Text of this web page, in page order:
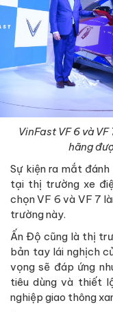
VinFast VF 6 và
hãng
Sự kiện ra mắt
tại thị trường xe
chọn VF 6 và VF 7
trường này.
Ấn Độ cũng là thị
bản tay lái nghịch
vọng sẽ đáp ứng
tiêu dùng và thiết
nghiệp giao thông